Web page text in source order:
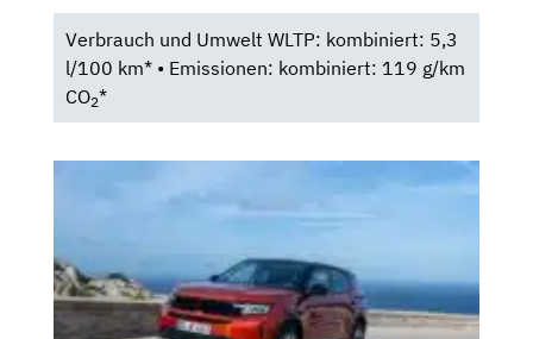
Verbrauch und Umwelt WLTP: kombiniert: 5,3
l/100 km* • Emissionen: kombiniert: 119 g/km
CO2*